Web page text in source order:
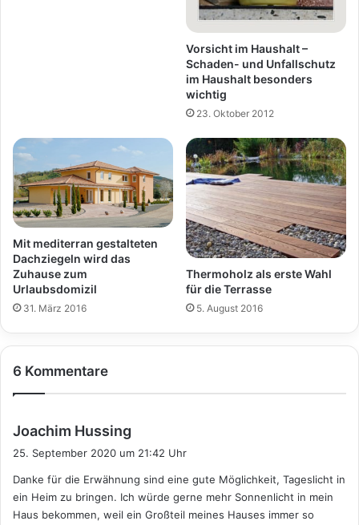
Vorsicht im Haushalt –
Schaden- und Unfallschutz
im Haushalt besonders
wichtig
23. Oktober 2012
Mit mediterran gestalteten
Dachziegeln wird das
Zuhause zum
Urlaubsdomizil
31. März 2016
Thermoholz als erste Wahl
für die Terrasse
5. August 2016
6 Kommentare
Joachim Hussing
t
:
25. September 2020 um 21:42 Uhr
Danke für die Erwähnung sind eine gute Möglichkeit, Tageslicht in
ein Heim zu bringen. Ich würde gerne mehr Sonnenlicht in mein
Haus bekommen, weil ein Großteil meines Hauses immer so